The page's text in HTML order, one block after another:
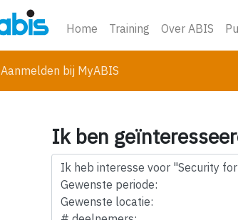
Home Training Over ABIS
Aanmelden bij MyABIS
Ik ben